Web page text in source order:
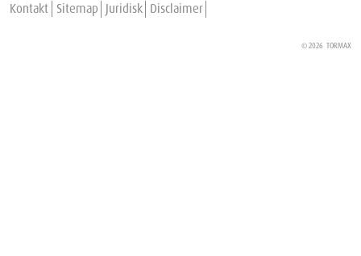
Kontakt Sitemap Juridisk Disclaimer
© 2026 TORMAX